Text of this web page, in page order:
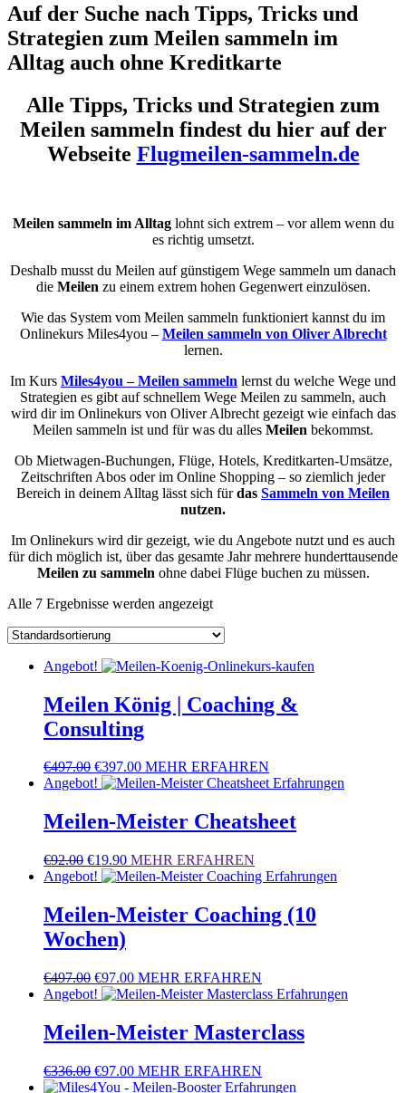
Auf der Suche nach Tipps, Tricks und
Strategien zum Meilen sammeln im
Alltag auch ohne Kreditkarte
Alle Tipps, Tricks und Strategien zum
Meilen sammeln findest du hier auf der
Webseite Flugmeilen-sammeln.de
Meilen sammeln im Alltaglohnt sich extrem – vor allem wenn du
es richtig umsetzt.
Deshalb musst du Meilen auf günstigem Wege sammeln um danach
die Meilen zu einem extrem hohen Gegenwert einzulösen.
Wie das System vom Meilen sammeln funktioniert kannst du im
Onlinekurs Miles4you – Meilen sammeln von Oliver Albrecht
lernen.
Im Kurs Miles4you – Meilen sammeln lernst du welche Wege und
Strategien es gibt auf schnellem Wege Meilen zu sammeln, auch
wird dir im Onlinekurs von Oliver Albrecht gezeigt wie einfach das
Meilen sammeln ist und für was du alles Meilen bekommst.
Ob Mietwagen-Buchungen, Flüge, Hotels, Kreditkarten-Umsätze,
Zeitschriften Abos oder im Online Shopping – so ziemlich jeder
Bereich in deinem Alltag lässt sich fürdas Sammeln von Meilen
nutzen.
Im Onlinekurs wird dir gezeigt, wie du Angebote nutzt und es auch
für dich möglich ist, über das gesamte Jahr mehrere hunderttausende
Meilen zu sammeln ohne dabei Flüge buchen zu müssen.
Alle 7 Ergebnisse werden angezeigt
Angebot!
Meilen König | Coaching &
Consulting
€497.00 Ursprünglicher
Preis
€497.00
€397.00Aktueller
Preis
€397.00.
MEHR ERFAHREN
Angebot!
Meilen-Meister Cheatsheet
€92.00 Ursprünglicher
Preis
€92.00
€19.90Aktueller
Preis
€19.90.
MEHR ERFAHREN
Angebot!
Meilen-Meister Coaching (10
Wochen)
€497.00 Ursprünglicher
Preis
€497.00
€97.00Aktueller
Preis
€97.00.
MEHR ERFAHREN
Angebot!
Meilen-Meister Masterclass
€336.00 Ursprünglicher
Preis
€97.00Aktueller
Preis
MEHR ERFAHREN